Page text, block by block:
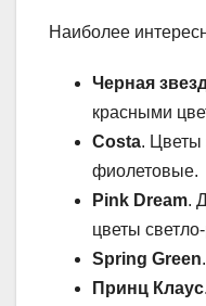
Наиболее
Черная
красными
Costa. Цветы
фиолетовые.
Pink Dream.
цветы
Spring Green
Принц Клаус